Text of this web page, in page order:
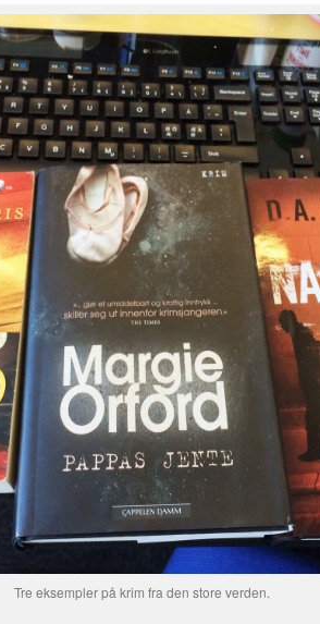
Tre eksempler på krim fra den store verden.